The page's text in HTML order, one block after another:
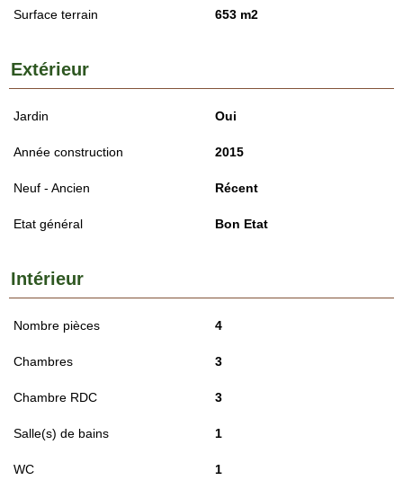
Surface terrain 653 m2
Extérieur
Jardin Oui
Année construction 2015
Neuf - Ancien Récent
Etat général Bon Etat
Intérieur
Nombre pièces 4
Chambres 3
Chambre RDC 3
Salle(s) de bains 1
WC 1